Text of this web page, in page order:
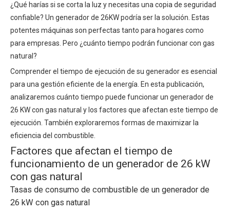
¿Qué harías si se corta la luz y necesitas una copia de seguridad
confiable? Un generador de 26KW podría ser la solución. Estas
potentes máquinas son perfectas tanto para hogares como
para empresas. Pero ¿cuánto tiempo podrán funcionar con gas
natural?
Comprender el tiempo de ejecución de su generador es esencial
para una gestión eficiente de la energía. En esta publicación,
analizaremos cuánto tiempo puede funcionar un generador de
26 KW con gas natural y los factores que afectan este tiempo de
ejecución. También exploraremos formas de maximizar la
eficiencia del combustible.
Factores que afectan el tiempo de
funcionamiento de un generador de 26 kW
con gas natural
Tasas de consumo de combustible de un generador de
26 kW con gas natural